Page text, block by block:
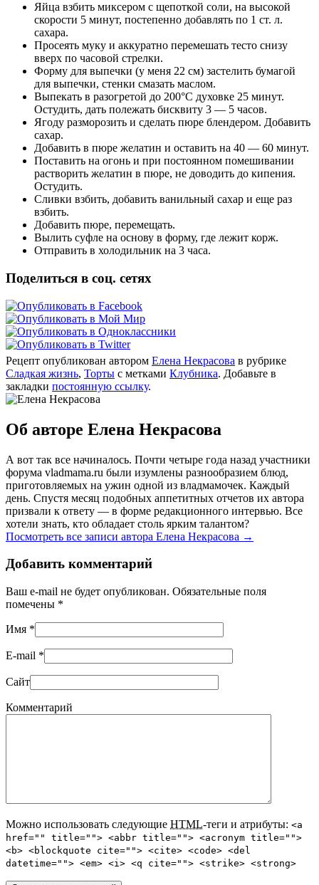
Яйца взбить миксером с щепоткой соли, на высокой
скорости 5 минут, постепенно добавлять по 1 ст. л.
сахара.
Просеять муку и аккуратно перемешать тесто снизу
вверх по часовой стрелки.
Форму для выпечки (у меня 22 см) застелить бумагой
для выпечки, стенки смазать маслом.
Выпекать в разогретой до 200°C духовке 25 минут.
Остудить, дать полежать бисквиту 3 — 5 часов.
Ягоду разморозить и сделать пюре блендером. Добавить
сахар.
Добавить в пюре желатин и оставить на 40 — 60 минут.
Поставить на огонь и при постоянном помешивании
растворить желатин в пюре, не доводить до кипения.
Остудить.
Сливки взбить, добавить ванильный сахар и еще раз
взбить.
Добавить пюре, перемещать.
Вылить суфле на основу в форму, где лежит корж.
Отправить в холодильник на 3 часа.
Поделиться в соц. сетях
Рецепт опубликован автором Елена Некрасова в рубрике
Сладкая жизнь, Торты с метками Клубника. Добавьте в
закладки постоянную ссылку.
Об авторе Елена Некрасова
А вот так все начиналось. Почти четыре года назад участники
форума vladmama.ru были изумлены разнообразием блюд,
приготовляемых на ужин одной из владмамочек. Каждый
день. Спустя месяц подобных аппетитных отчетов их автора
призвали к ответу — в форме редакционного интервью. Все
хотели знать, кто обладает столь ярким талантом?
Посмотреть все записи автора Елена Некрасова →
Добавить комментарий
Ваш e-mail не будет опубликован. Обязательные поля
помечены *
Имя *
E-mail *
Сайт
Комментарий
Можно использовать следующие HTML-теги и атрибуты: <a
href="" title=""> <abbr title=""> <acronym title="">
<b> <blockquote cite=""> <cite> <code> <del
datetime=""> <em> <i> <q cite=""> <strike> <strong>